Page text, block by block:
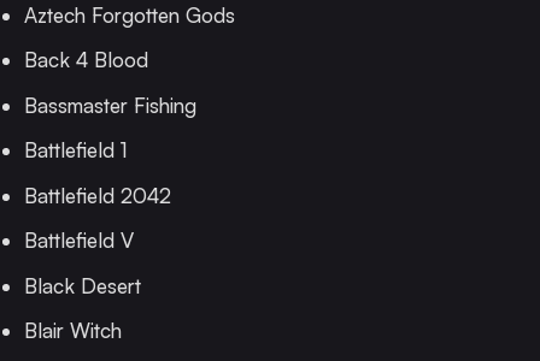
Aztech Forgotten Gods
Back 4 Blood
Bassmaster Fishing
Battlefield 1
Battlefield 2042
Battlefield V
Black Desert
Blair Witch